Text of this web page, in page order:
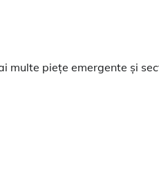
multe piețe emergente și